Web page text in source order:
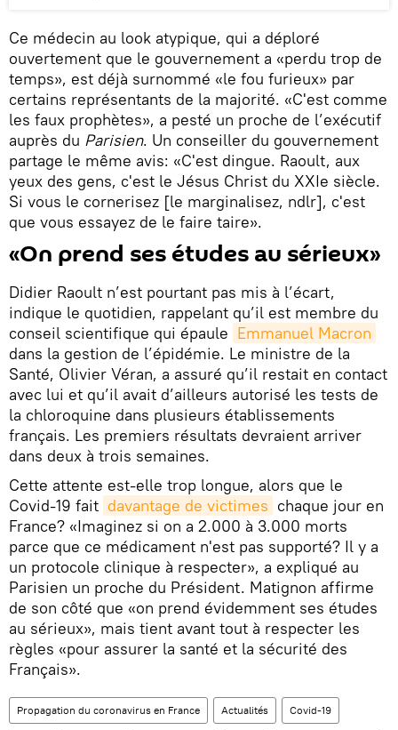
Ce médecin au look atypique, qui a déploré
ouvertement que le gouvernement a «perdu trop de
temps», est déjà surnommé «le fou furieux» par
certains représentants de la majorité. «C'est comme
les faux prophètes», a pesté un proche de l’exécutif
auprès du Parisien. Un conseiller du gouvernement
partage le même avis: «C'est dingue. Raoult, aux
yeux des gens, c'est le Jésus Christ du XXIe siècle.
Si vous le cornerisez [le marginalisez, ndlr], c'est
que vous essayez de le faire taire».
«On prend ses études au sérieux»
Didier Raoult n’est pourtant pas mis à l’écart,
indique le quotidien, rappelant qu’il est membre du
conseil scientifique qui épaule Emmanuel Macron
dans la gestion de l’épidémie. Le ministre de la
Santé, Olivier Véran, a assuré qu’il restait en contact
avec lui et qu’il avait d’ailleurs autorisé les tests de
la chloroquine dans plusieurs établissements
français. Les premiers résultats devraient arriver
dans deux à trois semaines.
Cette attente est-elle trop longue, alors que le
Covid-19 fait davantage de victimes chaque jour en
France? «Imaginez si on a 2.000 à 3.000 morts
parce que ce médicament n'est pas supporté? Il y a
un protocole clinique à respecter», a expliqué au
Parisien un proche du Président. Matignon affirme
de son côté que «on prend évidemment ses études
au sérieux», mais tient avant tout à respecter les
règles «pour assurer la santé et la sécurité des
Français».
Propagation du coronavirus en France Actualités Covid-19